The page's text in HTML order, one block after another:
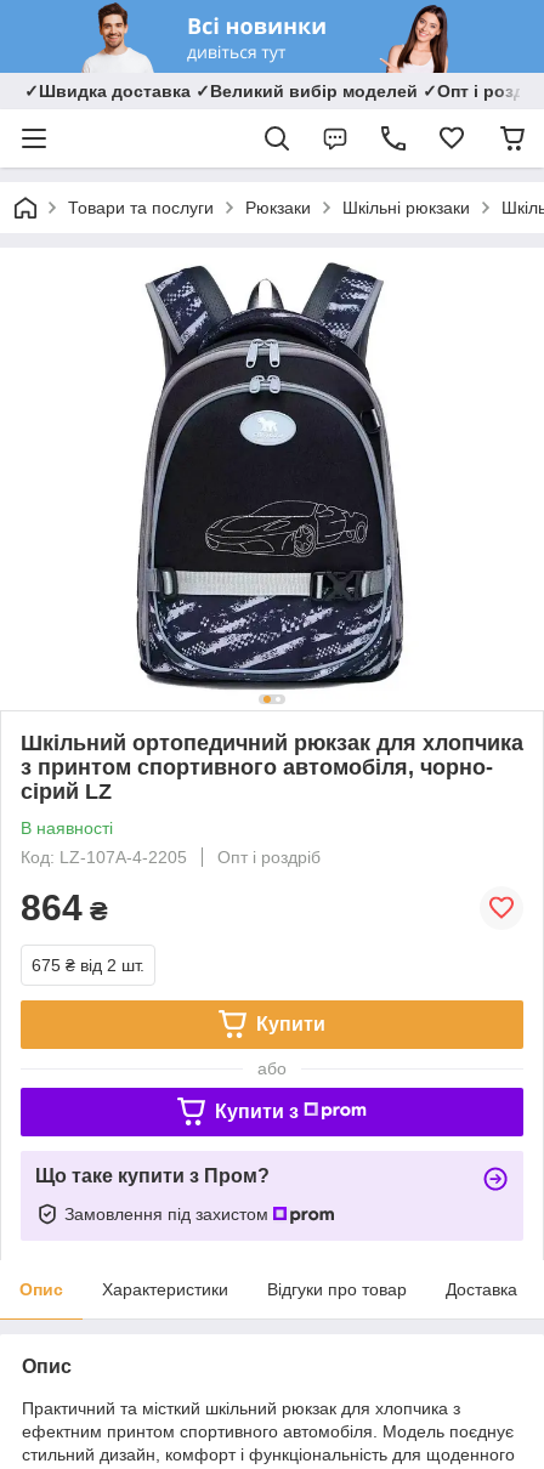
✓Швидка доставка ✓Великий вибір моделей ✓Опт і
Товари та послуги Рюкзаки Шкільні рюкзаки
Шкільний ортопедичний рюкзак для хлопчика
з принтом спортивного автомобіля, чорно-
сірий LZ
В наявності
Код: LZ-107A-4-2205
Опт і роздріб
864 ₴
675 ₴ від 2 шт.
Купити
або
Купити з
Що таке купити з Пром?
Замовлення під захистом
Опис Характеристики Відгуки про товар Доставка
Опис
Практичний та місткий шкільний рюкзак для хлопчика з
ефектним принтом спортивного автомобіля. Модель поєднує
стильний дизайн, комфорт і функціональність для щоденного